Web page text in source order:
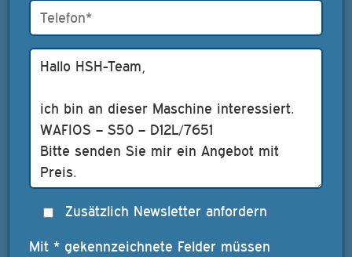
Zusätzlich Newsletter anfordern
Mit * gekennzeichnete Felder müssen